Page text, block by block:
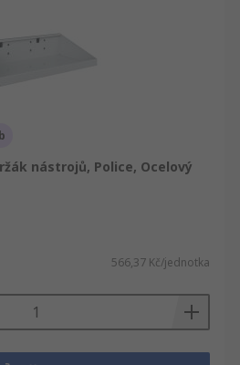
nástrojů, Police, Ocelový
566,37 Kč/jednotka